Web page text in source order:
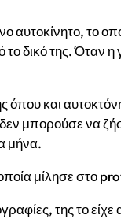
αυτοκίνητο, το
το δικό της. Όταν
όπου και
μπορούσε να
μήνα.
μίλησε στο
της το